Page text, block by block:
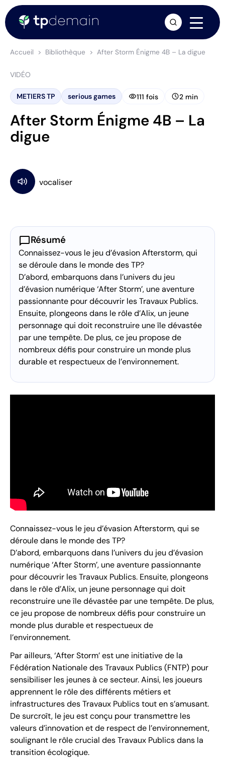
Accueil Bibliothèque After Storm Énigme 4B – La digue
VIDÉO
METIERS TP serious games visibility111 fois schedule2 min
After Storm Énigme 4B – La
digue
chat_bubbleRésumé
Connaissez-vous le jeu d’évasion Afterstorm, qui
se déroule dans le monde des TP?
D’abord, embarquons dans l’univers du jeu
d’évasion numérique ‘After Storm’, une aventure
passionnante pour découvrir les Travaux Publics.
Ensuite, plongeons dans le rôle d’Alix, un jeune
personnage qui doit reconstruire une île dévastée
par une tempête. De plus, ce jeu propose de
nombreux défis pour construire un monde plus
durable et respectueux de l’environnement.
Connaissez-vous le jeu d’évasion Afterstorm, qui se
déroule dans le monde des TP?
D’abord, embarquons dans l’univers du jeu d’évasion
numérique ‘After Storm’, une aventure passionnante
pour découvrir les Travaux Publics. Ensuite, plongeons
dans le rôle d’Alix, un jeune personnage qui doit
reconstruire une île dévastée par une tempête. De plus,
ce jeu propose de nombreux défis pour construire un
monde plus durable et respectueux de
l’environnement.
Par ailleurs, ‘After Storm’ est une initiative de la
Fédération Nationale des Travaux Publics (FNTP) pour
sensibiliser les jeunes à ce secteur. Ainsi, les joueurs
apprennent le rôle des différents métiers et
infrastructures des Travaux Publics tout en s’amusant.
De surcroît, le jeu est conçu pour transmettre les
valeurs d’innovation et de respect de l’environnement,
soulignant le rôle crucial des Travaux Publics dans la
transition écologique.
arrow_forward